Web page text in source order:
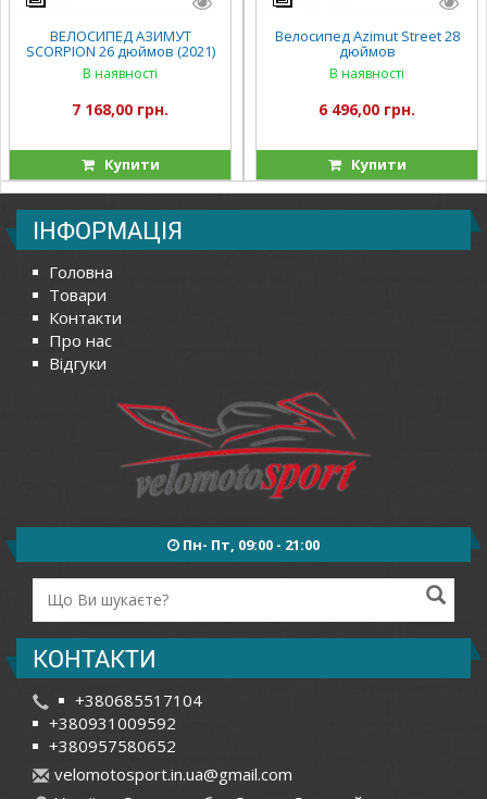
ВЕЛОСИПЕД АЗИМУТ
SCORPION 26 дюймов (2021)
В наявності
7 168,00 грн.
Купити
Велосипед Azimut Street 28
дюймов
В наявності
6 496,00 грн.
Купити
ІНФОРМАЦІЯ
Головна
Товари
Контакти
Про нас
Відгуки
Пн- Пт, 09:00 - 21:00
КОНТАКТИ
+380685517104
+380931009592
+380957580652
velomotosport.in.ua@gmail.com